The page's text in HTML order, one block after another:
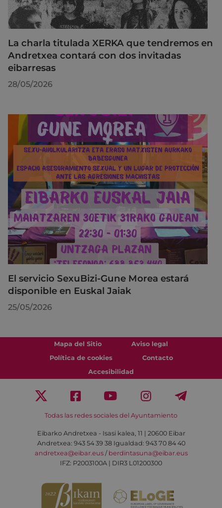
La charla titulada XERKA que tendremos en
Andretxea contará con dos invitadas
eibarresas
28/05/2026
El servicio SexuBizi-Gune Morea estará
disponible en Euskal Jaiak
25/05/2026
Mapa del Sitio
Aviso legal
Política de cookies
Contacto
Accesibilidad
Todas las redes sociales del Ayuntamiento
Eibarko Andretxea - Isasi kalea, 11 | 20600 Eibar
Andretxea: 943 54 39 38 Igualdad: 943 70 84 40
andretxea@eibar.eus/ berdintasuna@eibar.eus
IFZ: P2003100A | DIR3 L01200300